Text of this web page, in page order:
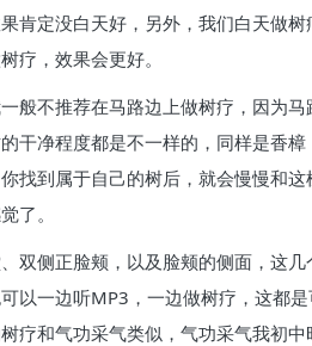
肯定没白天好，另外，我们白天做
疗，效果会更好。
般不推荐在马路边上做树疗，因为
干净程度都是不一样的，同样是香
找到属于自己的树后，就会慢慢和
了。
双侧正脸颊，以及脸颊的侧面，这
以一边听MP3，一边做树疗，这都
疗和气功采气类似，气功采气我初